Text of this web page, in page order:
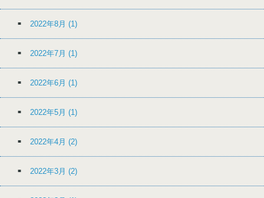
2022年8月 (1)
2022年7月 (1)
2022年6月 (1)
2022年5月 (1)
2022年4月 (2)
2022年3月 (2)